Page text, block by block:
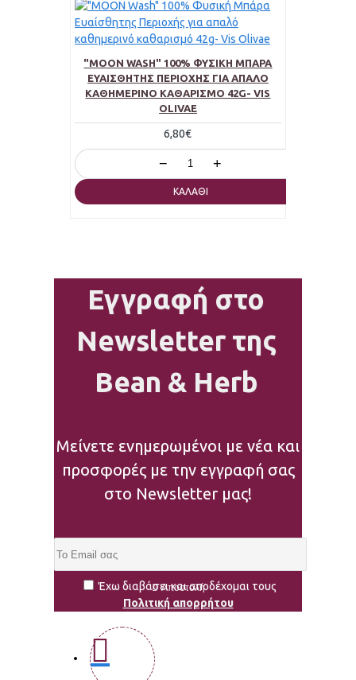
"MOON WASH" 100% ΦΥΣΙΚΉ ΜΠΆΡΑ
ΕΥΑΊΣΘΗΤΗΣ ΠΕΡΙΟΧΉΣ ΓΙΑ ΑΠΑΛΌ
ΚΑΘΗΜΕΡΙΝΌ ΚΑΘΑΡΙΣΜΌ 42G- VIS
OLIVAE
6,80€
− +
ΚΑΛΆΘΙ
Εγγραφή στο
Newsletter της
Bean & Herb
Μείνετε ενημερωμένοι με νέα και
προσφορές με την εγγραφή σας
στο Newsletter μας!
Αποστολή
Έχω διαβάσει και αποδέχομαι τους
Πολιτική απορρήτου